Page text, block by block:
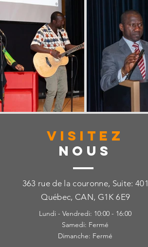
VISITez
Nous
363 rue de la couronne, Suite: 401
Québec, CAN, G1K 6E9
Lundi - Vendredi: 10:00 - 16:00
Samedi: Fermé
Dimanche: Fermé